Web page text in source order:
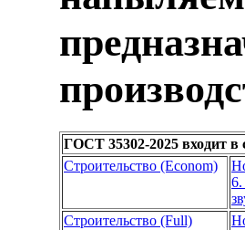
ГОСТ 35302-2025 входит
Строительство (Econom)
Строительство (Full)